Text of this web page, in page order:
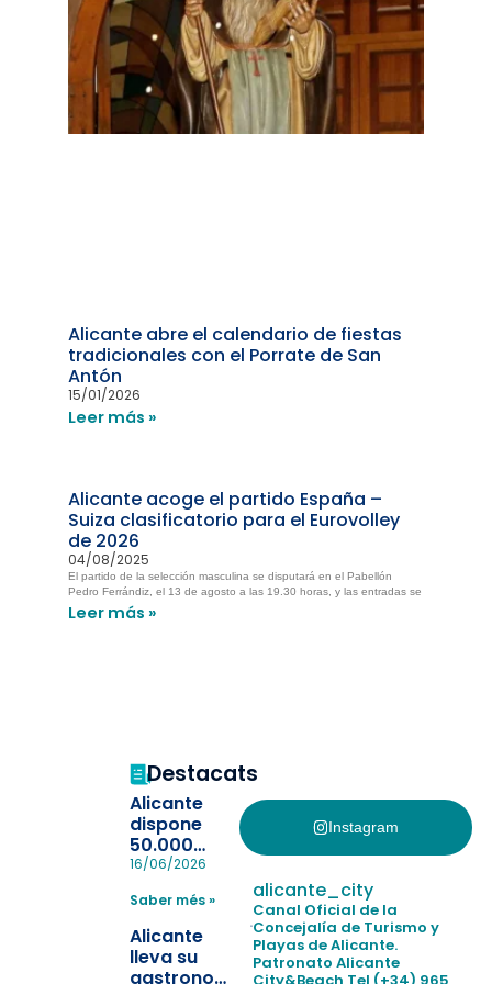
Alicante abre el calendario de fiestas
tradicionales con el Porrate de San
Antón
15/01/2026
Leer más »
Alicante acoge el partido España –
Suiza clasificatorio para el Eurovolley
de 2026
04/08/2025
El partido de la selección masculina se disputará en el Pabellón
Pedro Ferrándiz, el 13 de agosto a las 19.30 horas, y las entradas se
Leer más »
Destacats
Alicante
dispone
50.000
pulseras
la
pérdida de niños
en las
playas y
16/06/2026
Saber més »
Alicante
lleva su
gastronomía
Instagram
alicante_city
Canal Oficial de la
Concejalía de Turismo y
Playas de Alicante.
Patronato Alicante